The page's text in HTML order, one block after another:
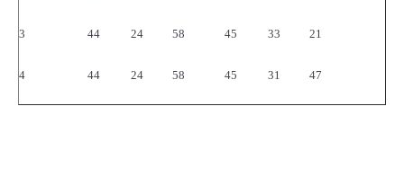
3 44 24 58 45 33 21
4 44 24 58 45 31 47